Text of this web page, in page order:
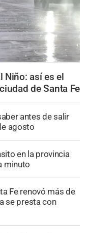
Niño: así es el
de Santa Fe
antes de salir
agosto
en la provincia
minuto
Fe renovó más de
se presta con